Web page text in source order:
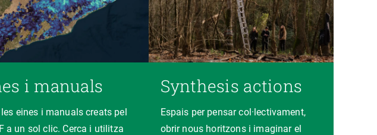
i manuals
eines i manuals creats pel
a un sol clic. Cerca i utilitza
Synthesis actions
Espais per pensar col·lectivament,
obrir nous horitzons i imaginar el